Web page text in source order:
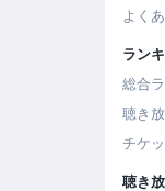
よく
ラン
総合
聴き
チケ
聴き